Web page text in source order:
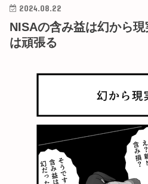
2024.08.22
NISAの含み益は幻から
は頑張る